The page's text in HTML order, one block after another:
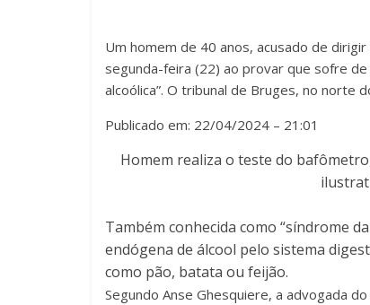
Um homem de 40 anos, acusado de
segunda-feira (22) ao provar que sofre
alcoólica”. O tribunal de Bruges, no norte
Publicado em: 22/04/2024 – 21:01
Homem realiza o teste do
Também conhecida como “síndrome
endógena de álcool pelo sistema
como pão, batata ou feijão.
Segundo Anse Ghesquiere, a advogada